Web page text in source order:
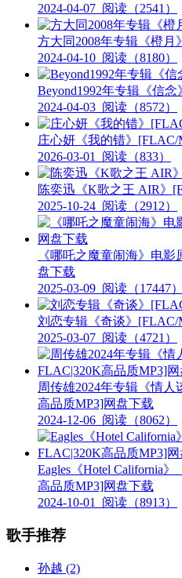
2024-04-07 阅读（2541）
方大同2008年专辑《橙月
2024-04-10 阅读（8180）
Beyond1992年专辑《信
2024-04-03 阅读（8572）
庄心妍《我的错》[FLAC/
2026-03-01
阅读（833）
陈奕迅《K歌之王 AIR》
2025-10-24 阅读（2912）
《哪吒之魔童闹海》电
盘下载
2025-03-09 阅读（17447）
刘恋专辑《奇谈》[FLAC/
2025-03-07 阅读（4721）
周传雄2024年专辑《情
高品质MP3]网盘下载
2024-12-06 阅读（8062）
Eagles《Hotel California
高品质MP3]网盘下载
2024-10-01
阅读（8913）
歌手推荐
孙越 (2)